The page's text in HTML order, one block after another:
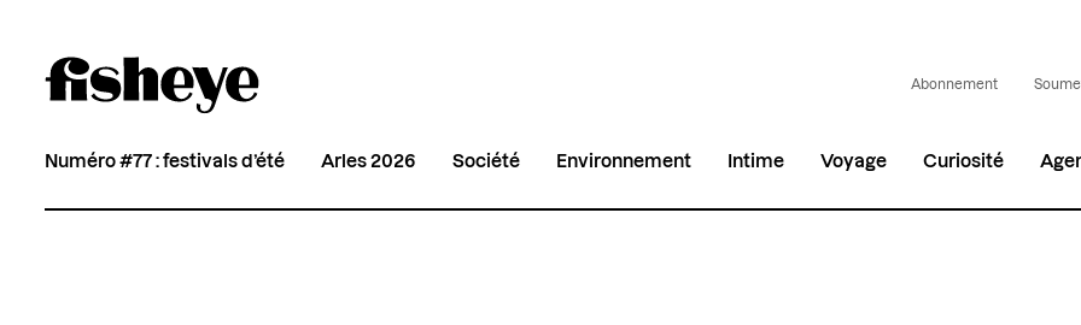
Abonnement
Numéro #77 : festivals d’été Arles 2026 Société Environnement Intime Voyage Curiosité